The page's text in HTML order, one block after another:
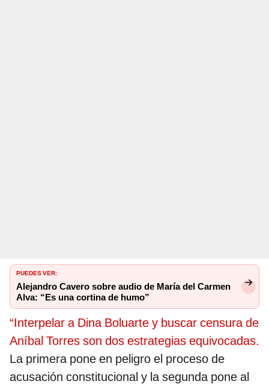
PUEDES VER:
Alejandro Cavero sobre audio de María del Carmen
Alva: “Es una cortina de humo”
“Interpelar a Dina Boluarte y buscar censura de
Aníbal Torres son dos estrategias equivocadas.
La primera pone en peligro el proceso de
acusación constitucional y la segunda pone al